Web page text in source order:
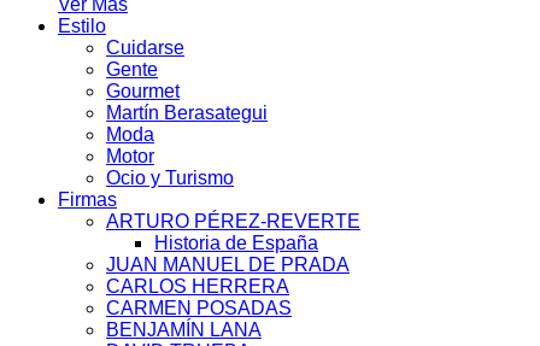
Ver Más
Estilo
Cuidarse
Gente
Gourmet
Martín Berasategui
Moda
Motor
Ocio y Turismo
Firmas
ARTURO PÉREZ-REVERTE
Historia de España
JUAN MANUEL DE PRADA
CARLOS HERRERA
CARMEN POSADAS
BENJAMÍN LANA